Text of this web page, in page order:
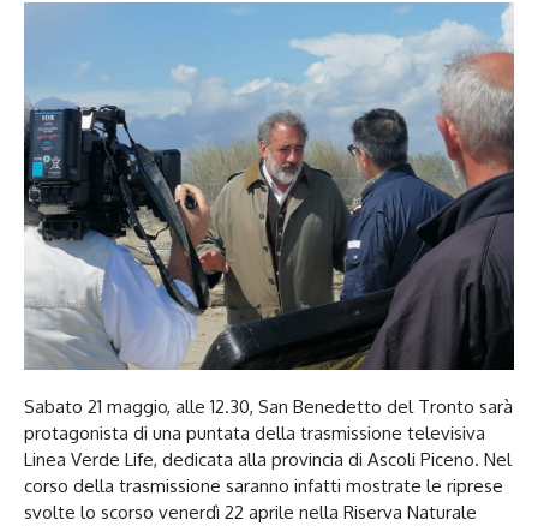
Sabato 21 maggio, alle 12.30, San Benedetto del Tronto sarà
protagonista di una puntata della trasmissione televisiva
Linea Verde Life, dedicata alla provincia di Ascoli Piceno. Nel
corso della trasmissione saranno infatti mostrate le riprese
svolte lo scorso venerdì 22 aprile nella Riserva Naturale